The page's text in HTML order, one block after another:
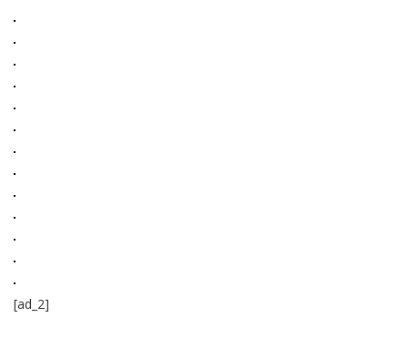
[ad_2]